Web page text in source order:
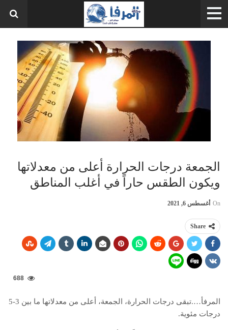
الجمعة درجات الحرارة أعلى من معدلاتها
ويكون الطقس حاراً في أغلب المناطق
On أغسطس 6, 2021
Share
688
المرفأ….تبقى درجات الحرارة، الجمعة، أعلى من معدلاتها ما بين 3-5
درجات مئوية.